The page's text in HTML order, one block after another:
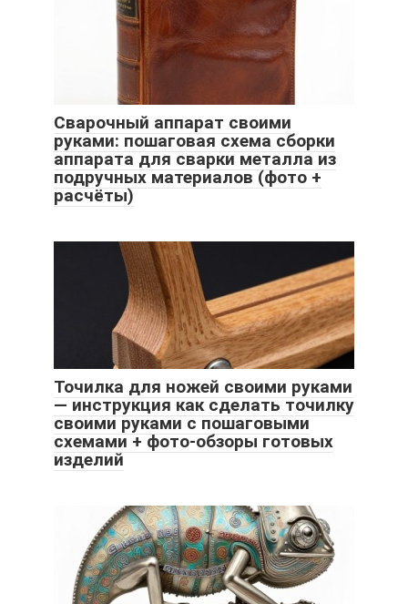
Сварочный аппарат своими
руками: пошаговая схема сборки
аппарата для сварки металла из
подручных материалов (фото +
расчёты)
Точилка для ножей своими руками
— инструкция как сделать точилку
своими руками с пошаговыми
схемами + фото-обзоры готовых
изделий